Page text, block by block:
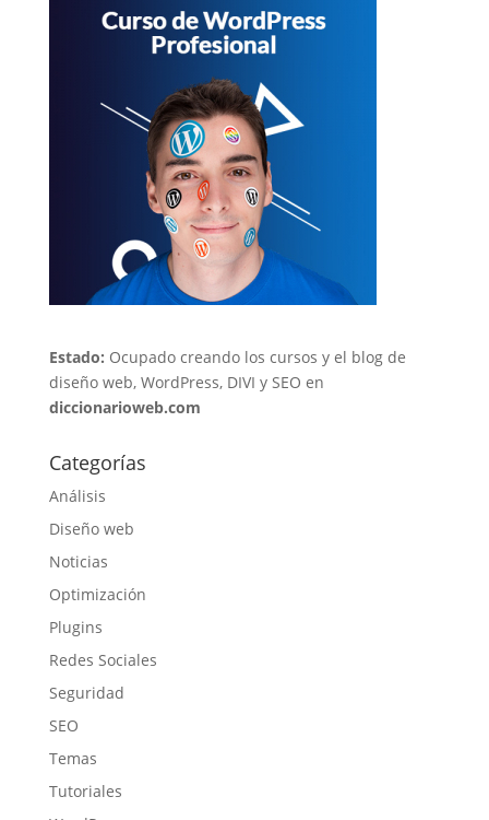
Estado: Ocupado creando los cursos y el blog de
diseño web, WordPress, DIVI y SEO en
diccionarioweb.com
Categorías
Análisis
Diseño web
Noticias
Optimización
Plugins
Redes Sociales
Seguridad
SEO
Temas
Tutoriales